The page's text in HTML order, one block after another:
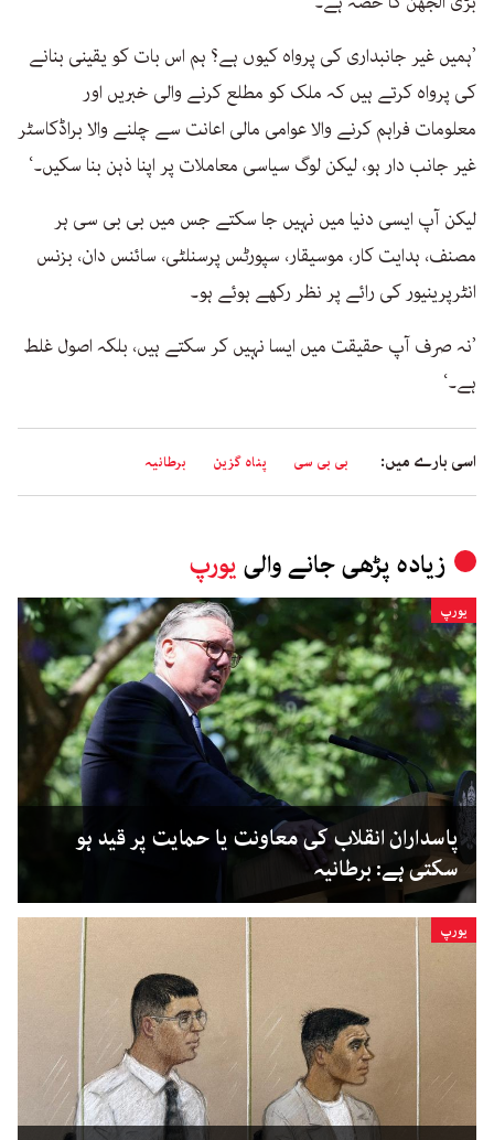
’ہمیں غیر جانبداری کی پرواہ کیوں ہے؟ ہم اس بات کو یقینی بنانے
کی پرواہ کرتے ہیں کہ ملک کو مطلع کرنے والی خبریں اور
معلومات فراہم کرنے والا عوامی مالی اعانت سے چلنے والا براڈکاسٹر
غیر جانب دار ہو، لیکن لوگ سیاسی معاملات پر اپنا ذہن بنا سکیں۔‘
لیکن آپ ایسی دنیا میں نہیں جا سکتے جس میں بی بی سی ہر
مصنف، ہدایت کار، موسیقار، سپورٹس پرسنلٹی، سائنس دان، بزنس
انٹرپرینیور کی رائے پر نظر رکھے ہوئے ہو۔
’نہ صرف آپ حقیقت میں ایسا نہیں کر سکتے ہیں، بلکہ اصول غلط
ہے۔‘
اسی بارے میں: بی بی سی پناہ گزین برطانیہ
زیادہ پڑھی جانے والی یورپ
یورپ
پاسداران انقلاب کی معاونت یا حمایت پر قید ہو
سکتی ہے: برطانیہ
یورپ